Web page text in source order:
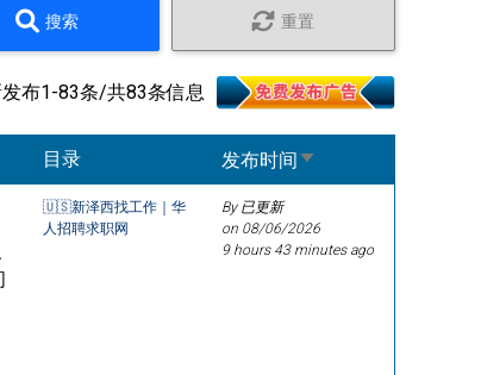
搜索 重置
布1-83条/共83条信息
目录 发布时间Sort ascending
🇺🇸新泽西找工作｜华
人招聘求职网
By 已更新
on 08/06/2026
9 hours 43 minutes ago